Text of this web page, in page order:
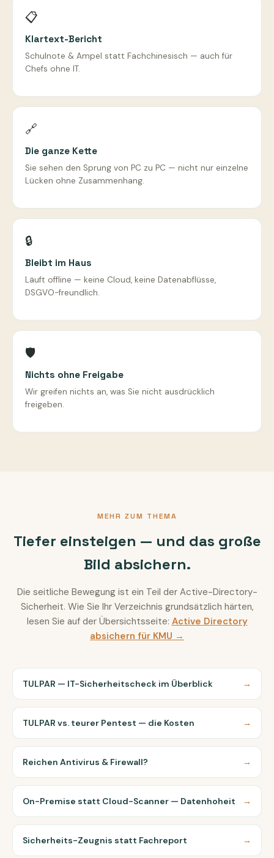
📋
Klartext-Bericht
Schulnote & Ampel statt Fachchinesisch — auch für
Chefs ohne IT.
🔗
Die ganze Kette
Sie sehen den Sprung von PC zu PC — nicht nur einzelne
Lücken ohne Zusammenhang.
🔒
Bleibt im Haus
Läuft offline — keine Cloud, keine Datenabflüsse,
DSGVO-freundlich.
🛡️
Nichts ohne Freigabe
Wir greifen nichts an, was Sie nicht ausdrücklich
freigeben.
MEHR ZUM THEMA
Tiefer einsteigen — und das große
Bild absichern.
Die seitliche Bewegung ist ein Teil der Active-Directory-
Sicherheit. Wie Sie Ihr Verzeichnis grundsätzlich härten,
lesen Sie auf der Übersichtsseite: Active Directory
absichern für KMU →
TULPAR — IT-Sicherheitscheck im Überblick →
TULPAR vs. teurer Pentest — die Kosten →
Reichen Antivirus & Firewall? →
On-Premise statt Cloud-Scanner — Datenhoheit →
Sicherheits-Zeugnis statt Fachreport →